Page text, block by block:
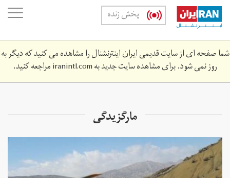
Skip
main
content
پخش زنده
شما صفحه ای از سایت قدیمی ایران اینترنشنال را مشاهده می کنید که دیگر به
روز نمی شود. برای مشاهده سایت جدید بهiranintl.comمراجعه کنید.
مارگزیدگی